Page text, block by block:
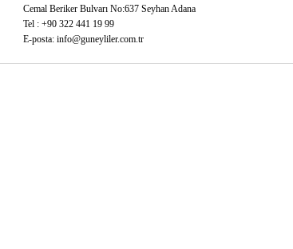
Cemal Beriker Bulvarı No:637 Seyhan Adana
Tel : +90 322 441 19 99
E-posta: info@guneyliler.com.tr